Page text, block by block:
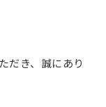
だき、誠にあり